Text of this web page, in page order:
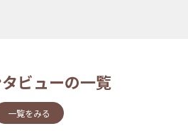
ビューの一覧
一覧をみる